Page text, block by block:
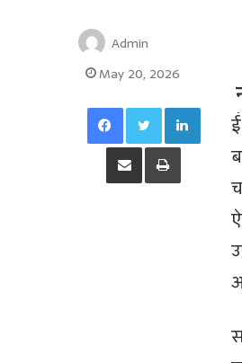
Admin
May 20, 2026
Facebook Twitter LinkedIn
Share via Email Print